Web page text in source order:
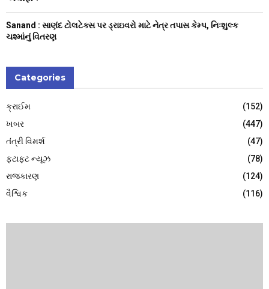
Sanand : સાણંદ ટોલટેક્સ પર ડ્રાઇવરો માટે નેત્ર તપાસ કેમ્પ, નિઃશુલ્ક
ચશ્માંનું વિતરણ
Categories
ક્રાઈમ
(152)
ખબર
(447)
તંત્રી વિમર્શ
(47)
ફટાફટ ન્યૂઝ
(78)
રાજકારણ
(124)
વૈશ્વિક
(116)